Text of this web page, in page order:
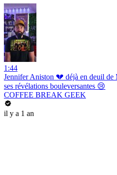
1:44
Jennifer Aniston 💔 déjà en deuil
ses révélations bouleversantes 😢
COFFEE BREAK GEEK
il y a 1 an